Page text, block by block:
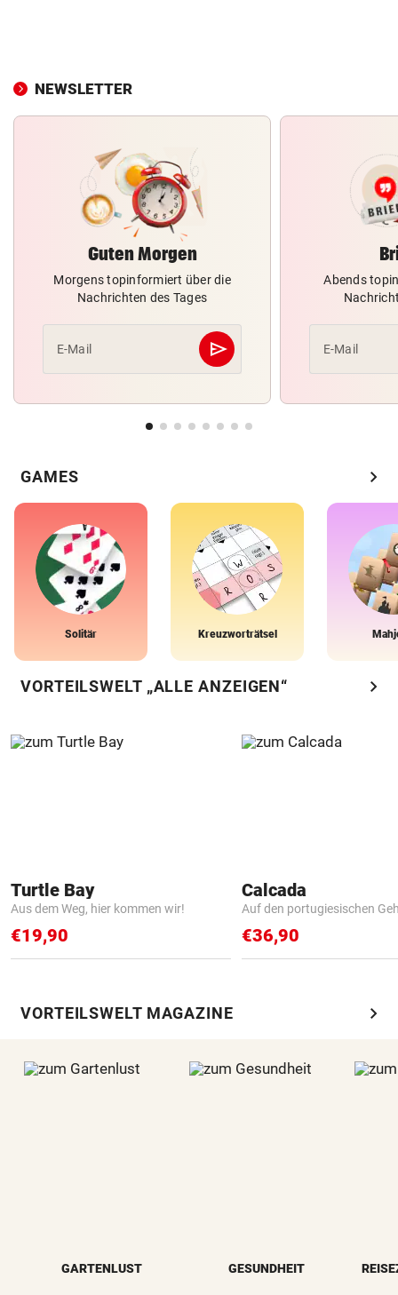
NEWSLETTER
Guten Morgen
Morgens topinformiert über die
Nachrichten des Tages
E-Mail send
Abschicken
Abends
E-Mail
GAMES chevron_right
Solitär Kreuzworträtsel
VORTEILSWELT „ALLE ANZEIGEN“ chevron_right
Turtle Bay
Aus dem Weg, hier kommen wir!
€19,90
Calcada
Auf den portugiesischen
€36,90
VORTEILSWELT MAGAZINE chevron_right
GARTENLUST GESUNDHEIT